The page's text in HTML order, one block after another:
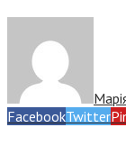
FacebookTwitter